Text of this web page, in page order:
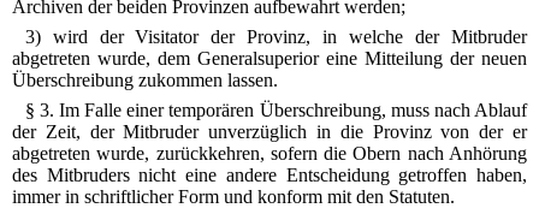
Archiven der beiden Provinzen aufbewahrt werden;
3) wird der Visitator der Provinz, in welche der Mitbruder
abgetreten wurde, dem Generalsuperior eine Mitteilung der neuen
Überschreibung zukommen lassen.
§ 3. Im Falle einer temporären Überschreibung, muss nach Ablauf
der Zeit, der Mitbruder unverzüglich in die Provinz von der er
abgetreten wurde, zurückkehren, sofern die Obern nach Anhörung
des Mitbruders nicht eine andere Entscheidung getroffen haben,
immer in schriftlicher Form und konform mit den Statuten.